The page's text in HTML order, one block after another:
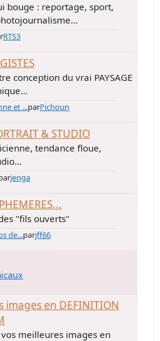
bouge : reportage, sport,
RTS3
conception du vrai PAYSAGE
et ...parPichoun
& STUDIO
tendance floue,
jenga
"fils ouverts"
de...parjff66
images en DEFINITION
meilleures images en